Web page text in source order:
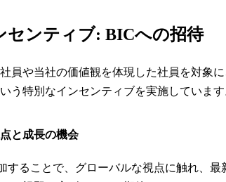
センティブ: BICへの招待
員や当社の価値観を体現した社員を対象
う特別なインセンティブを実施しています
と成長の機会
することで、グローバルな視点に触れ、